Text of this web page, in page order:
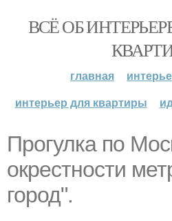
ВСЁ ОБ
главная
интерьер для квартиры
Прогулка по
окрестности
город".